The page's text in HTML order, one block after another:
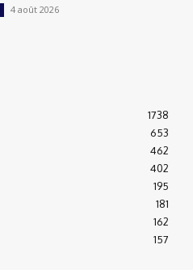
4 août 2026
1738
653
462
402
195
181
162
157